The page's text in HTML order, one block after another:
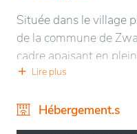
Située dans le village
de la commune de
cadre apaisant en
Nichée dans la région
environnement
sérénité et le repos.
Lire plus
Hébergement.s